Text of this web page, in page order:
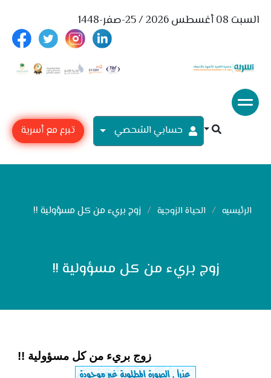
السبت 08 أغسطس 2026 / 25-صفر-1448
حسابي الشحصي تبرع مع أسرية
الرئيسيه الحياة الزوجية زوج بريء من كل مسؤولية !!
زوج بريء من كل مسؤولية !!
زوج بريء من كل مسؤولية !!